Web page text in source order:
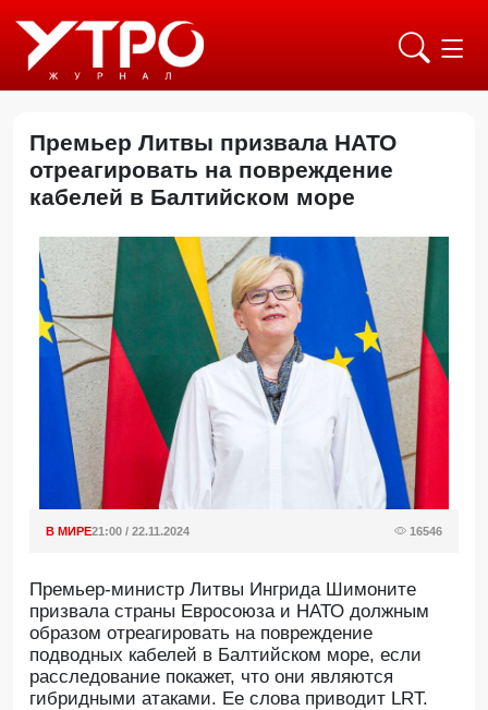
Премьер Литвы призвала НАТО
отреагировать на повреждение
кабелей в Балтийском море
В МИРЕ21:00 / 22.11.2024 16546
Премьер-министр Литвы Ингрида Шимоните
призвала страны Евросоюза и НАТО должным
образом отреагировать на повреждение
подводных кабелей в Балтийском море, если
расследование покажет, что они являются
гибридными атаками. Ее слова приводит LRT.